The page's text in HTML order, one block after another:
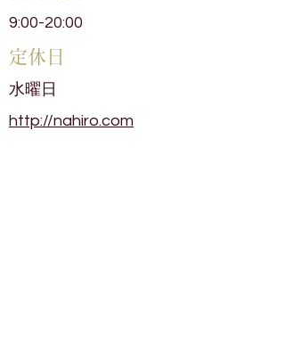
9:00-20:00
​定休日
水曜日
http://nahiro.com